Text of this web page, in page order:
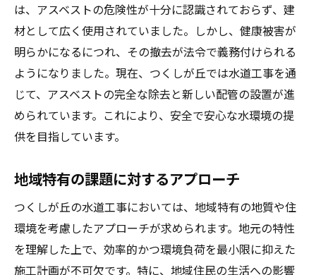
先進技術を活用した健康保護策
地域社会と連携した健康促進活動
アスベスト除去後の健康モニタリング
未来の水道インフラに向けた革新的アプロ
ーチ
住民の健康意識向上のための教育プログラ
ム
長期的な安心を提供するためのアスベスト配管
長期的視点に立った工事計画の構築
住民とともに作る安心環境
最新技術を取り入れた施工例の紹介
は、アスベストの危険性が十分に認識されておらず、建
材として広く使用されていました。しかし、健康被害が
明らかになるにつれ、その撤去が法令で義務付けられる
ようになりました。現在、つくしが丘では水道工事を通
じて、アスベストの完全な除去と新しい配管の設置が進
められています。これにより、安全で安心な水環境の提
供を目指しています。
地域特有の課題に対するアプローチ
つくしが丘の水道工事においては、地域特有の地質や住
環境を考慮したアプローチが求められます。地元の特性
を理解した上で、効率的かつ環境負荷を最小限に抑えた
施工計画が不可欠です。特に、地域住民の生活への影響